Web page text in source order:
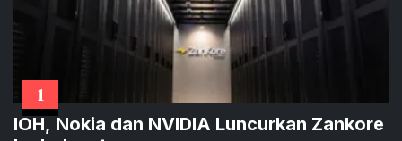
1
IOH, Nokia dan NVIDIA Luncurkan Zankore